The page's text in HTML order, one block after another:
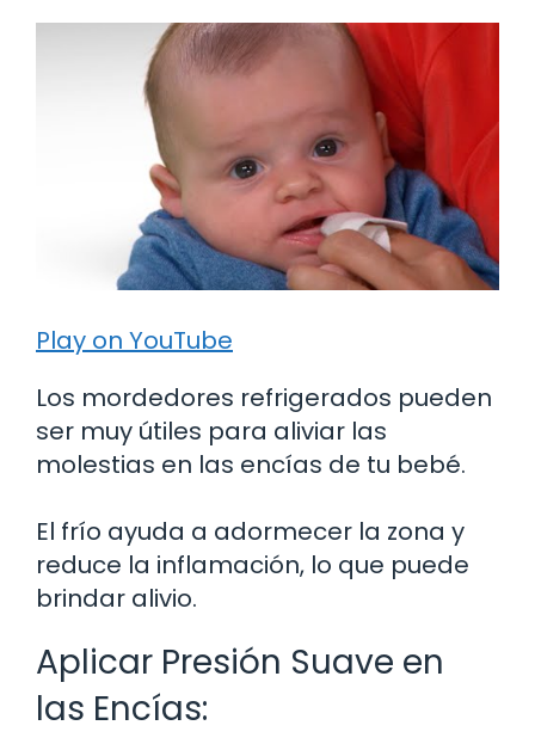
Play on YouTube
Los mordedores refrigerados pueden
ser muy útiles para aliviar las
molestias en las encías de tu bebé.
El frío ayuda a adormecer la zona y
reduce la inflamación, lo que puede
brindar alivio.
Aplicar Presión Suave en
las Encías: